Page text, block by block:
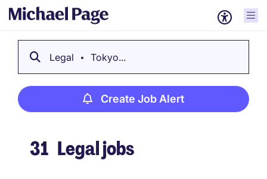
Legal Tokyo...
Create Job Alert
31 Legal jobs